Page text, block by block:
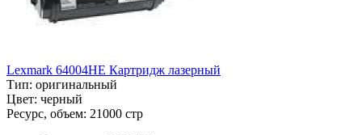
Lexmark 64004HE Картридж лазерный
Тип: оригинальный
Цвет: черный
Ресурс, объем: 21000 стр